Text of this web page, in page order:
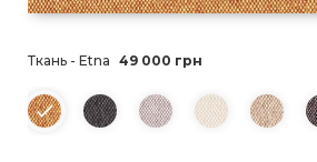
Ткань - Etna 49 000 грн